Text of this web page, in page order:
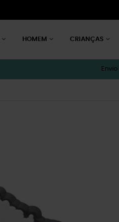
HOMEM CRIANÇAS
Envio